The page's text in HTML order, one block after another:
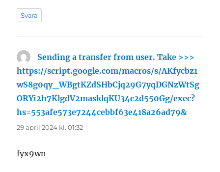
Svara
Sending a transfer from user. Take >>>
https://script.google.com/macros/s/AKfycbz1
wS8g0qy_WBgtKZdSHbCjq29G7yqDGNzWtSg
ORYi2h7KlgdV2masklqKU34c2d550Gg/exec?
hs=553afe573e7244cebbf63e418a26ad79&
29 april 2024 kl. 01:32
fyx9wn